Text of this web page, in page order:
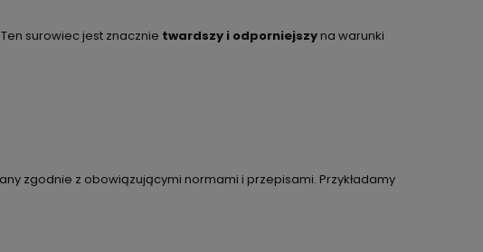
Ten surowiec jest znacznie twardszy i odporniejszy na warunki
zgodnie z obowiązującymi normami i przepisami. Przykładamy